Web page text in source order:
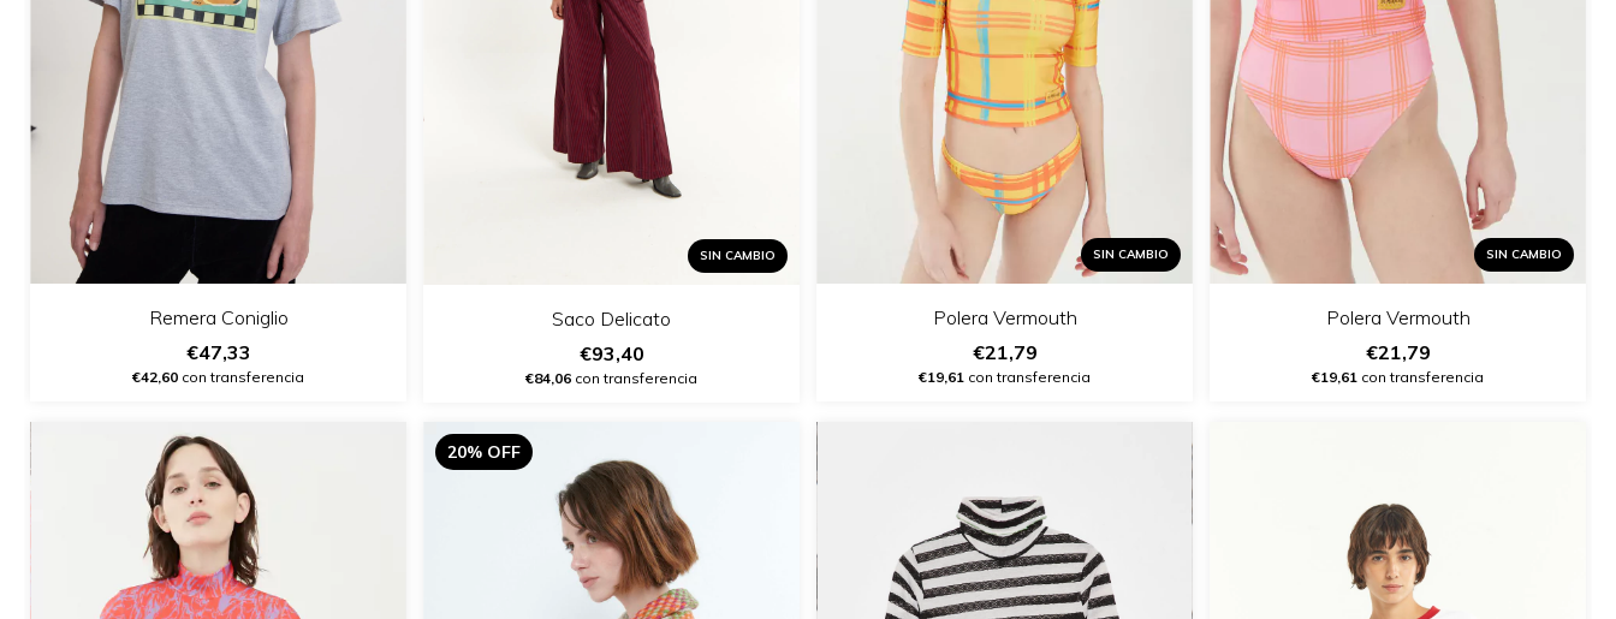
Remera Coniglio
€47,33
€42,60 con transferencia
SIN CAMBIO
Saco Delicato
€93,40
€84,06 con transferencia
SIN CAMBIO
Polera Vermouth
€21,79
€19,61 con transferencia
SIN CAMBIO
Polera Vermouth
€21,79
€19,61 con transferencia
20% OFF